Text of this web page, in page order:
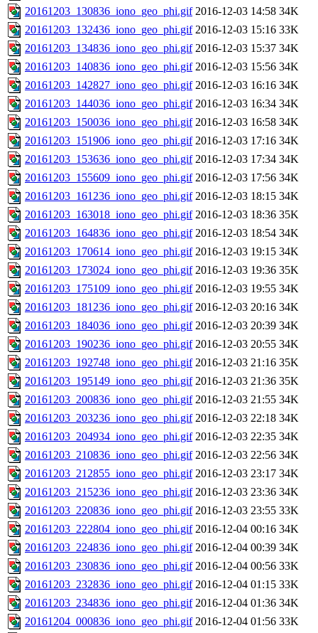
20161203_130836_iono_geo_phi.gif 2016-12-03 14:58 34K
20161203_132436_iono_geo_phi.gif 2016-12-03 15:16 33K
20161203_134836_iono_geo_phi.gif 2016-12-03 15:37 34K
20161203_140836_iono_geo_phi.gif 2016-12-03 15:56 34K
20161203_142827_iono_geo_phi.gif 2016-12-03 16:16 34K
20161203_144036_iono_geo_phi.gif 2016-12-03 16:34 34K
20161203_150036_iono_geo_phi.gif 2016-12-03 16:58 34K
20161203_151906_iono_geo_phi.gif 2016-12-03 17:16 34K
20161203_153636_iono_geo_phi.gif 2016-12-03 17:34 34K
20161203_155609_iono_geo_phi.gif 2016-12-03 17:56 34K
20161203_161236_iono_geo_phi.gif 2016-12-03 18:15 34K
20161203_163018_iono_geo_phi.gif 2016-12-03 18:36 35K
20161203_164836_iono_geo_phi.gif 2016-12-03 18:54 34K
20161203_170614_iono_geo_phi.gif 2016-12-03 19:15 34K
20161203_173024_iono_geo_phi.gif 2016-12-03 19:36 35K
20161203_175109_iono_geo_phi.gif 2016-12-03 19:55 34K
20161203_181236_iono_geo_phi.gif 2016-12-03 20:16 34K
20161203_184036_iono_geo_phi.gif 2016-12-03 20:39 34K
20161203_190236_iono_geo_phi.gif 2016-12-03 20:55 34K
20161203_192748_iono_geo_phi.gif 2016-12-03 21:16 35K
20161203_195149_iono_geo_phi.gif 2016-12-03 21:36 35K
20161203_200836_iono_geo_phi.gif 2016-12-03 21:55 34K
20161203_203236_iono_geo_phi.gif 2016-12-03 22:18 34K
20161203_204934_iono_geo_phi.gif 2016-12-03 22:35 34K
20161203_210836_iono_geo_phi.gif 2016-12-03 22:56 34K
20161203_212855_iono_geo_phi.gif 2016-12-03 23:17 34K
20161203_215236_iono_geo_phi.gif 2016-12-03 23:36 34K
20161203_220836_iono_geo_phi.gif 2016-12-03 23:55 33K
20161203_222804_iono_geo_phi.gif 2016-12-04 00:16 34K
20161203_224836_iono_geo_phi.gif 2016-12-04 00:39 34K
20161203_230836_iono_geo_phi.gif 2016-12-04 00:56 33K
20161203_232836_iono_geo_phi.gif 2016-12-04 01:15 33K
20161203_234836_iono_geo_phi.gif 2016-12-04 01:36 34K
20161204_000836_iono_geo_phi.gif 2016-12-04 01:56 33K